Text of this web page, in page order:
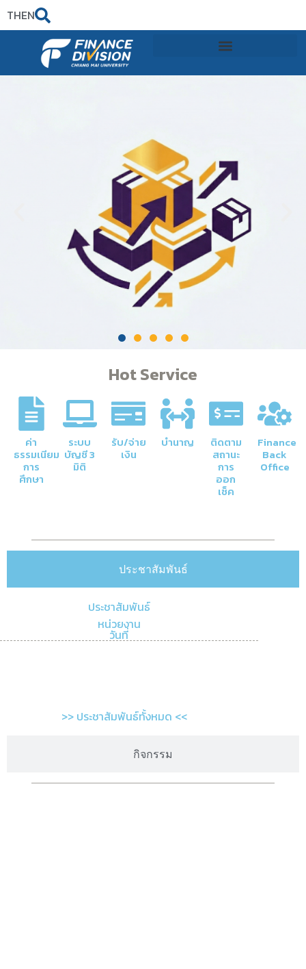
THEN
Hot Service
ค่า
ธรรมเนียม
การ
ศึกษา
ระบบ
บัญชี 3
มิติ
รับ/จ่าย
เงิน
บำนาญ ติดตาม
สถานะ
การ
ออก
เช็ค
Finance
Back
Office
ประชาสัมพันธ์
กิจกรรม
ประชาสัมพันธ์
หน่วยงาน
วันที่
>> ประชาสัมพันธ์ทั้งหมด <<